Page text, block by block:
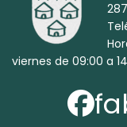
viernes de 09:00 a